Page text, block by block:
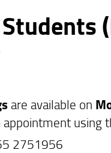
are available on
appointment using
2751956